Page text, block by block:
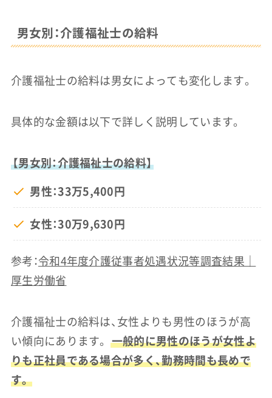
男女別：介護福祉士の給料
介護福祉士の給料は男女によっても変化します。
具体的な金額は以下で詳しく説明しています。
【男女別：介護福祉士の給料】
男性：33万5,400円
女性：30万9,630円
参考：令和4年度介護従事者処遇状況等調査結果｜
厚生労働省
介護福祉士の給料は、女性よりも男性のほうが高
い傾向にあります。
一般的に男性のほうが女性よ
りも正社員である場合が多く、勤務時間も長めで
す。